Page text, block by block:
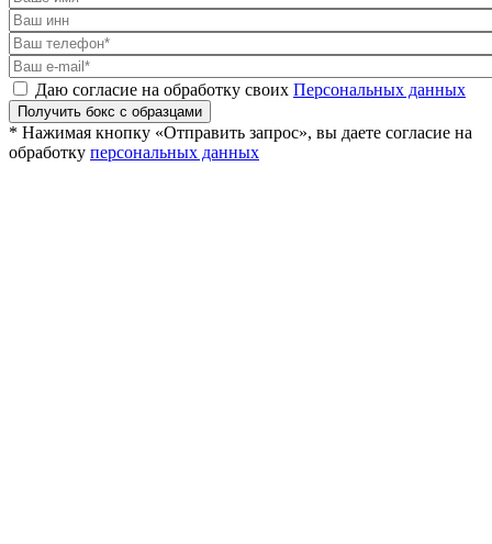
Даю согласие на обработку своих Персональных данных
Получить бокс с образцами
* Нажимая кнопку «Отправить запрос», вы даете согласие на
обработку персональных данных